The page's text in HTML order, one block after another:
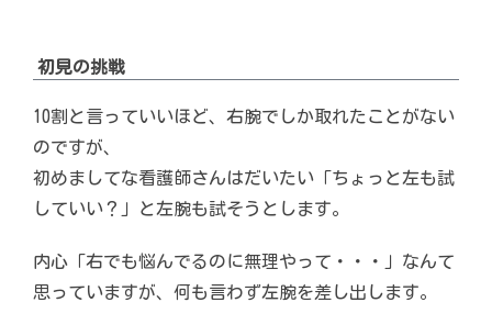
初見の挑戦
10割と言っていいほど、右腕でしか取れたことがない
のですが、
初めましてな看護師さんはだいたい「ちょっと左も試
していい？」と左腕も試そうとします。
内心「右でも悩んでるのに無理やって・・・」なんて
思っていますが、何も言わず左腕を差し出します。